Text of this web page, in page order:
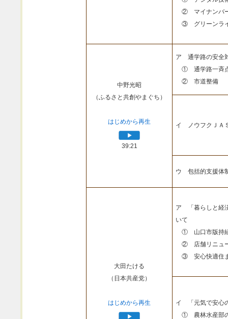
② マイナンバ
③ グリーンライ
中野光昭
（ふるさと共創やまぐち）
はじめから再生
39:21
ア 通学路の安全
① 通学路一斉
② 市道整備
イ ノウフクＪＡ
ウ 包括的支援体
大田たける
（日本共産党）
はじめから再生
ア 「暮らしと経
いて
① 山口市版持続
② 店舗リニュー
③ 安心快適住ま
イ 「元気で安心
① 農林水産部